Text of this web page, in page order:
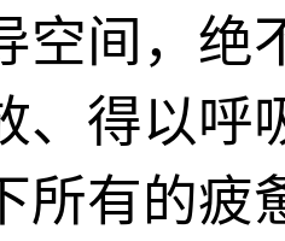
空间，绝
、得以呼
所有的疲